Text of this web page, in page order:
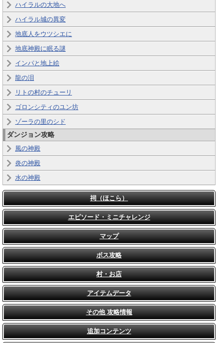
ハイラルの大地へ
ハイラル城の異変
地底人をウツシエに
地底神殿に眠る謎
インパと地上絵
龍の泪
リトの村のチューリ
ゴロンシティのユン坊
ゾーラの里のシド
ダンジョン攻略
風の神殿
炎の神殿
水の神殿
祠（ほこら）
エピソード・ミニチャレンジ
マップ
ボス攻略
村・お店
アイテムデータ
その他 攻略情報
追加コンテンツ